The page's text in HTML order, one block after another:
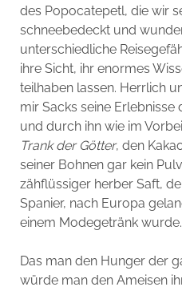
des Popocatepetl, die wir
schneebedeckt und
unterschiedliche
ihre Sicht, ihr enormes
teilhaben lassen. Herrlich
mir Sacks seine Erlebnisse
und durch ihn wie im
Trank der Götter, den
seiner Bohnen gar kein
zähflüssiger herber Saft,
Spanier, nach Europa
einem Modegetränk wurde.
Das man den Hunger der
würde man den Ameisen